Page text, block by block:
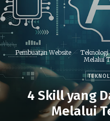
Pembuatan Website Teknologi
Melalui
4 Skill yang
Melalui